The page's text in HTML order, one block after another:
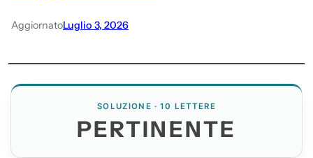
AggiornatoLuglio 3, 2026
SOLUZIONE · 10 LETTERE
PERTINENTE